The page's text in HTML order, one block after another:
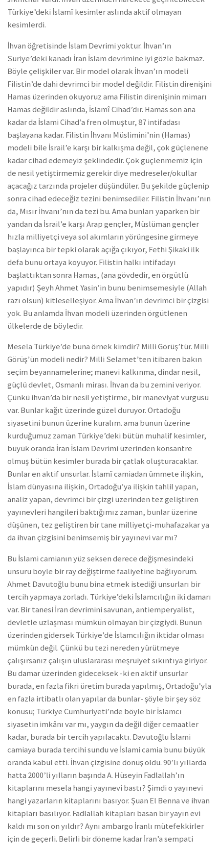
Türkiye’deki İslamî kesimler aslında aktif olmayan
kesimlerdi.
İhvan öğretisinde İslam Devrimi yoktur. İhvan’ın
Suriye’deki kanadı İran İslam devrimine iyi gözle bakmaz.
Böyle çelişkiler var. Bir model olarak İhvan’ın modeli
Filistin’de dahi devrimci bir model değildir. Filistin direnişini
Hamas üzerinden okuyoruz ama Filistin direnişinin mimarı
Hamas değildir aslında, İslamî Cihad’dır. Hamas son ana
kadar da İslami Cihad’a fren olmuştur, 87 intifadası
başlayana kadar. Filistin İhvanı Müslimini’nin (Hamas)
modeli bile İsrail’e karşı bir kalkışma değil, çok güçlenene
kadar cihad edemeyiz şeklindedir. Çok güçlenmemiz için
de nesil yetiştirmemiz gerekir diye medreseler/okullar
açacağız tarzında projeler düşündüler. Bu şekilde güçlenip
sonra cihad edeceğiz tezini benimsediler. Filistin İhvanı’nın
da, Mısır İhvanı’nın da tezi bu. Ama bunları yaparken bir
yandan da İsrail’e karşı Arap gençler, Müslüman gençler
hızla milliyetçi veya sol akımların yörüngesine girmeye
başlayınca bir tepki olarak açığa çıkıyor, Fethi Şikaki ilk
defa bunu ortaya koyuyor. Filistin halkı intifadayı
başlattıktan sonra Hamas, (ana gövdedir, en örgütlü
yapıdır) Şeyh Ahmet Yasin’in bunu benimsemesiyle (Allah
razı olsun) kitleselleşiyor. Ama İhvan’ın devrimci bir çizgisi
yok. Bu anlamda İhvan modeli üzerinden örgütlenen
ülkelerde de böyledir.
Mesela Türkiye’de buna örnek kimdir? Milli Görüş’tür. Milli
Görüş’ün modeli nedir? Milli Selamet’ten itibaren bakın
seçim beyannamelerine; manevi kalkınma, dindar nesil,
güçlü devlet, Osmanlı mirası. İhvan da bu zemini veriyor.
Çünkü ihvan’da bir nesil yetiştirme, bir maneviyat vurgusu
var. Bunlar kağıt üzerinde güzel duruyor. Ortadoğu
siyasetini bunun üzerine kuralım. ama bunun üzerine
kurduğumuz zaman Türkiye’deki bütün muhalif kesimler,
büyük oranda İran İslam Devrimi üzerinden konsantre
olmuş bütün kesimler burada bir çatlak oluşturacaklar.
Bunlar en aktif unsurlar. İslamî camiadan ümmete ilişkin,
İslam dünyasına ilişkin, Ortadoğu’ya ilişkin tahlil yapan,
analiz yapan, devrimci bir çizgi üzerinden tez geliştiren
yayınevleri hangileri baktığımız zaman, bunlar üzerine
düşünen, tez geliştiren bir tane milliyetçi-muhafazakar ya
da ihvan çizgisini benimsemiş bir yayınevi var mı?
Bu İslami camianın yüz seksen derece değişmesindeki
unsuru böyle bir ray değiştirme faaliyetine bağlıyorum.
Ahmet Davutoğlu bunu bina etmek istediği unsurları bir
tercih yapmaya zorladı. Türkiye’deki İslamcılığın iki damarı
var. Bir tanesi İran devrimini savunan, antiemperyalist,
devletle uzlaşması mümkün olmayan bir çizgiydi. Bunun
üzerinden gidersek Türkiye’de İslamcılığın iktidar olması
mümkün değil. Çünkü bu tezi nereden yürütmeye
çalışırsanız çalışın uluslararası meşruiyet sıkıntıya giriyor.
Bu damar üzerinden gideceksek -ki en aktif unsurlar
burada, en fazla fikri üretim burada yapılmış, Ortadoğu’yla
en fazla irtibatlı olan yapılar da bunlar- şöyle bir şey söz
konusu; Türkiye Cumhuriyeti’nde böyle bir İslamcı
siyasetin imkânı var mı, yaygın da değil diğer cemaatler
kadar, burada bir tercih yapılacaktı. Davutoğlu İslami
camiaya burada tercihi sundu ve İslami camia bunu büyük
oranda kabul etti. İhvan çizgisine dönüş oldu. 90’lı yıllarda
hatta 2000’li yılların başında A. Hüseyin Fadlallah’ın
kitaplarını mesela hangi yayınevi bastı? Şimdi o yayınevi
hangi yazarların kitaplarını basıyor. Şuan El Benna ve ihvan
kitapları basılıyor. Fadlallah kitapları basan bir yayın evi
kaldı mı son on yıldır? Aynı ambargo İranlı mütefekkirler
için de geçerli. Belirli bir döneme kadar İran’a sempati